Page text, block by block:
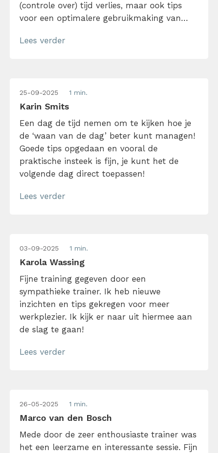
(controle over) tijd verlies, maar ook tips
voor een optimalere gebruikmaking van
realistischer dagplanning maken, en acties
Lees verder
25-09-2025 1 min.
Karin Smits
Een dag de tijd nemen om te kijken hoe je
de ‘waan van de dag’ beter kunt managen!
Goede tips opgedaan en vooral de
praktische insteek is fijn, je kunt het de
volgende dag direct toepassen!
Lees verder
03-09-2025 1 min.
Karola Wassing
Fijne training gegeven door een
sympathieke trainer. Ik heb nieuwe
inzichten en tips gekregen voor meer
werkplezier. Ik kijk er naar uit hiermee aan
de slag te gaan!
Lees verder
26-05-2025 1 min.
Marco van den Bosch
Mede door de zeer enthousiaste trainer was
het een leerzame en interessante sessie. Fijn